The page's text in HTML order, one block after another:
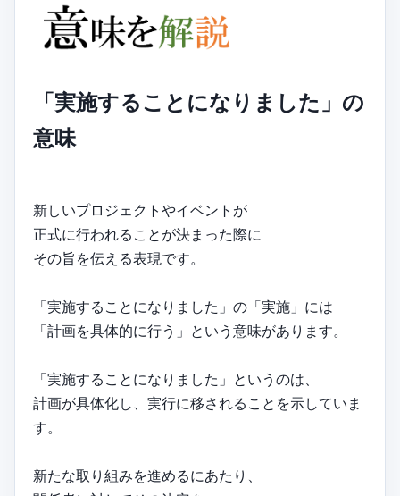
「実施することになりました」の
意味
新しいプロジェクトやイベントが
正式に行われることが決まった際に
その旨を伝える表現です。
「実施することになりました」の「実施」には
「計画を具体的に行う」という意味があります。
「実施することになりました」というのは、
計画が具体化し、実行に移されることを示していま
す。
新たな取り組みを進めるにあたり、